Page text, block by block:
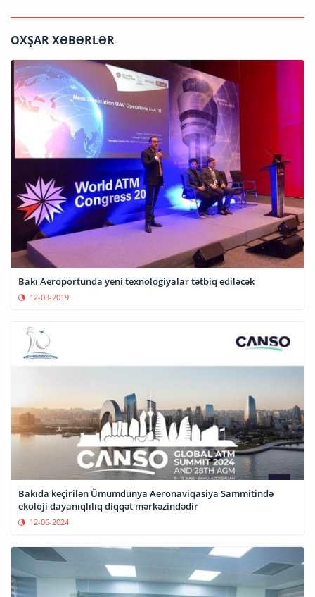
OXŞAR XƏBƏRLƏR
Bakı Aeroportunda yeni texnologiyalar tətbiq ediləcək
12-03-2019
Bakıda keçirilən Ümumdünya Aeronaviqasiya Sammitində
ekoloji dayanıqlılıq diqqət mərkəzindədir
12-06-2024